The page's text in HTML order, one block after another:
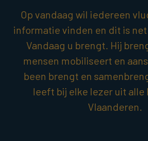
Op vandaag wil iedereen
informatie vinden en dit is net
Vandaag u brengt. Hij
mensen mobiliseert en
been brengt en
leeft bij elke lezer uit alle
Vlaanderen.